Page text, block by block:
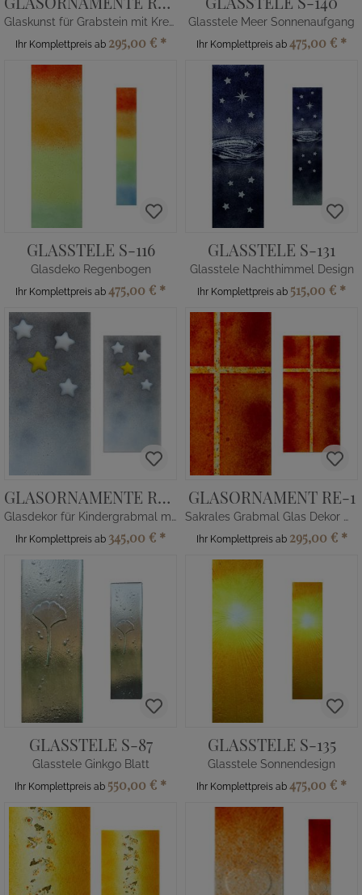
Glaskunst für Grabstein mit Kreuz in Blau
Ihr Komplettpreis ab 295,00 € *
Glasstele Meer Sonnenaufgang
Ihr Komplettpreis ab 475,00 € *
GLASSTELE S-116
Glasdeko Regenbogen
Ihr Komplettpreis ab 475,00 € *
GLASSTELE S-131
Glasstele Nachthimmel Design
Ihr Komplettpreis ab 515,00 € *
GLASORNAMENTE RE-8
Glasdekor für Kindergrabmal mit Sternen
Ihr Komplettpreis ab 345,00 € *
GLASORNAMENT RE-1
Sakrales Grabmal Glas Dekor mit Kreuz
Ihr Komplettpreis ab 295,00 € *
GLASSTELE S-87
Glasstele Ginkgo Blatt
Ihr Komplettpreis ab 550,00 € *
GLASSTELE S-135
Glasstele Sonnendesign
Ihr Komplettpreis ab 475,00 € *